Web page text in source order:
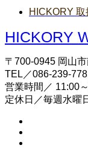
HICKORY 取
HICKORY
〒700-0945 岡山
TEL／086-239-
営業時間／ 11:00
定休日／毎週水曜